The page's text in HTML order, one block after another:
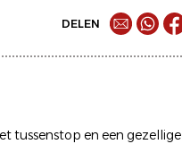
DELEN
tussenstop en een gezellige